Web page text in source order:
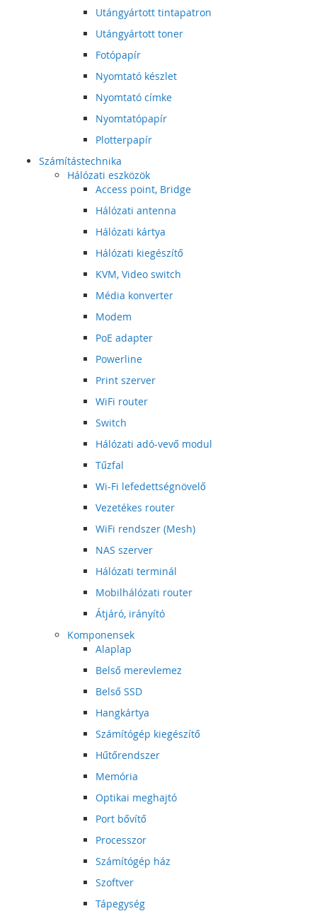
Utángyártott tintapatron
Utángyártott toner
Fotópapír
Nyomtató készlet
Nyomtató címke
Nyomtatópapír
Plotterpapír
Számítástechnika
Hálózati eszközök
Access point, Bridge
Hálózati antenna
Hálózati kártya
Hálózati kiegészítő
KVM, Video switch
Média konverter
Modem
PoE adapter
Powerline
Print szerver
WiFi router
Switch
Hálózati adó-vevő modul
Tűzfal
Wi-Fi lefedettségnövelő
Vezetékes router
WiFi rendszer (Mesh)
NAS szerver
Hálózati terminál
Mobilhálózati router
Átjáró, irányító
Komponensek
Alaplap
Belső merevlemez
Belső SSD
Hangkártya
Számítógép kiegészítő
Hűtőrendszer
Memória
Optikai meghajtó
Port bővítő
Processzor
Számítógép ház
Szoftver
Tápegység